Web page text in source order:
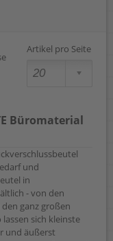
Artikel pro Seite
Büromaterial
und
in
- von den
ganz großen
lassen sich kleinste
und äußerst